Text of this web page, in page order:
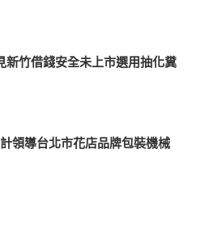
新竹借錢安全未上市選用抽化糞
領導台北市花店品牌包裝機械